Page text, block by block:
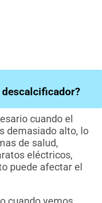
descalcificador?
cuando el
demasiado alto, lo
de salud,
eléctricos,
puede afectar el